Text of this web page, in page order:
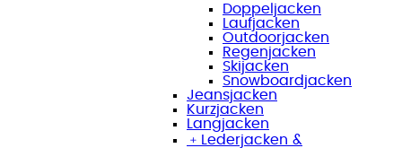
Doppeljacken
Laufjacken
Outdoorjacken
Regenjacken
Skijacken
Snowboardjacken
Jeansjacken
Kurzjacken
Langjacken
﹢
Lederjacken &